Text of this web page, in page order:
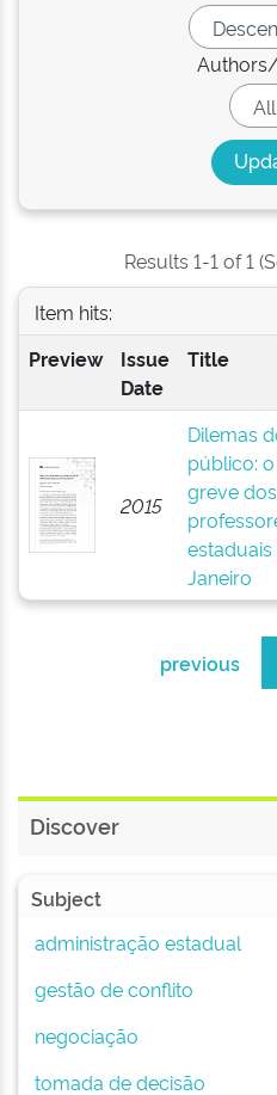
Results 1-1 of 1
Item hits:
Preview
Issue
Date
Title
2015
Dilemas
público:
greve dos
Janeiro
previous
Discover
Subject
administração estadual
gestão de conflito
negociação
tomada de decisão